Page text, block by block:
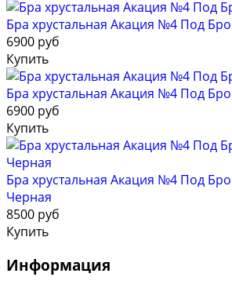
Бра хрустальная Акация №4 Под
6900 руб
Купить
Бра хрустальная Акация №4 Под
6900 руб
Купить
Бра хрустальная Акация №4 Под
Черная
8500 руб
Купить
Информация